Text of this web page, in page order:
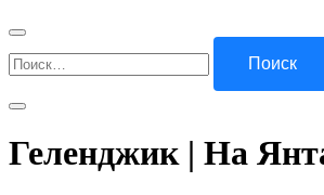
Геленджик | На